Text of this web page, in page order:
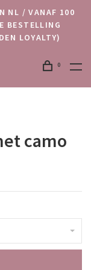
NL / VANAF 100
BESTELLING
LOYALTY)
0
camo